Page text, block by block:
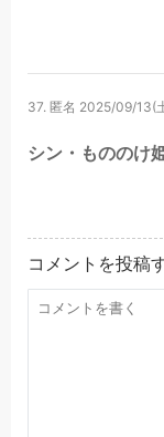
37. 匿名 2025/09/13(
シン・もののけ
コメントを投稿